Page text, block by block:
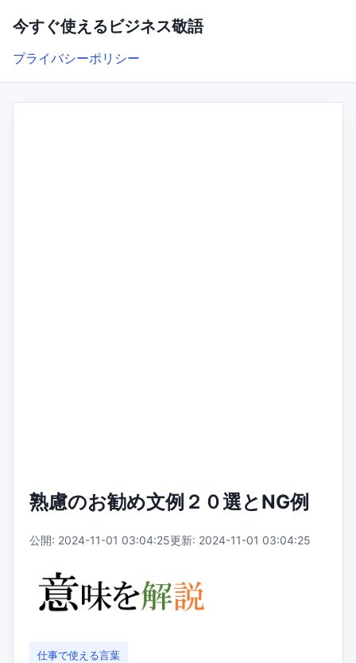
今すぐ使えるビジネス敬語
プライバシーポリシー
熟慮のお勧め文例２０選とNG例
公開: 2024-11-01 03:04:25更新: 2024-11-01 03:04:25
仕事で使える言葉